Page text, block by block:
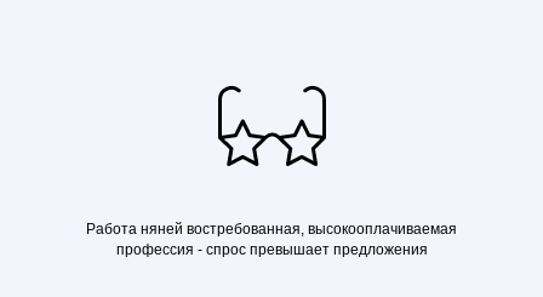
Работа няней востребованная, высокооплачиваемая
профессия - спрос превышает предложения